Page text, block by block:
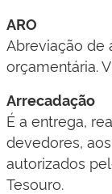
ARO
Abreviação de
orçamentária.
Arrecadação
É a entrega,
devedores,
autorizados
Tesouro.